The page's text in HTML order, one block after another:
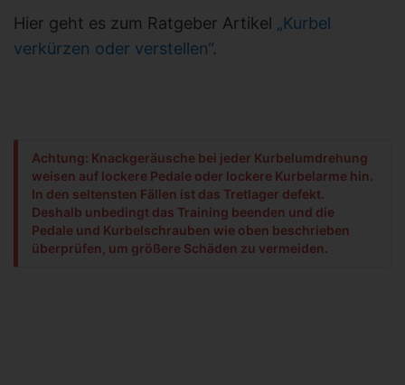
Hier geht es zum Ratgeber Artikel „Kurbel
verkürzen oder verstellen“.
Achtung: Knackgeräusche bei jeder Kurbelumdrehung
weisen auf lockere Pedale oder lockere Kurbelarme hin.
In den seltensten Fällen ist das Tretlager defekt.
Deshalb unbedingt das Training beenden und die
Pedale und Kurbelschrauben wie oben beschrieben
überprüfen, um größere Schäden zu vermeiden.